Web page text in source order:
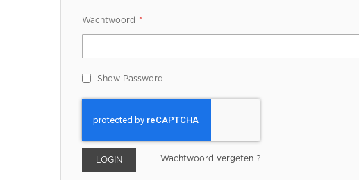
Wachtwoord
Show Password
LOGIN Wachtwoord vergeten ?